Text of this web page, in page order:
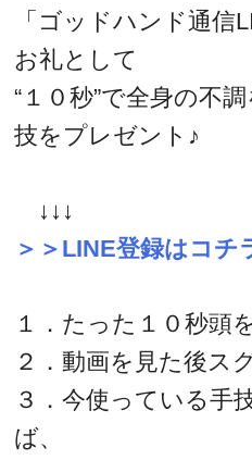
「ゴッドハンド通信
お礼として
“１０秒”で全身の不
技をプレゼント♪
↓↓↓
＞＞LINE登録はコチ
１．たった１０秒頭
２．動画を見た後ス
３．今使っている手
ば、